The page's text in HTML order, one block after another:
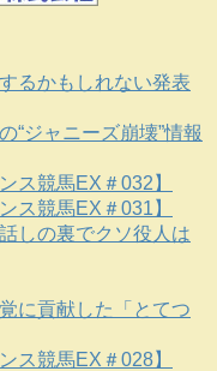
るかもしれない発表
“ジャニーズ崩壊”情報
ス競馬EX＃032】
ス競馬EX＃031】
しの裏でクソ役人は
に貢献した「とてつ
ス競馬EX＃028】